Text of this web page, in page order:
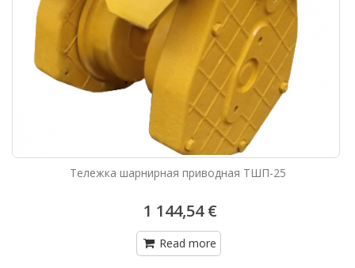
Тележка шарнирная приводная ТШП-25
1 144,54 €
Read more